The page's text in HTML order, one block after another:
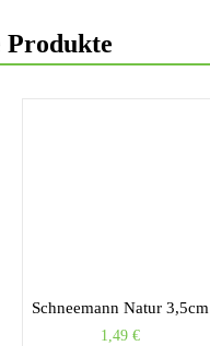
Produkte
Schneemann Natur 3,5cm
1,49€